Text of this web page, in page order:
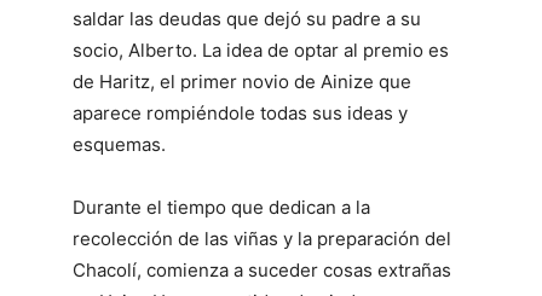
saldar las deudas que dejó su padre a su
socio, Alberto. La idea de optar al premio es
de Haritz, el primer novio de Ainize que
aparece rompiéndole todas sus ideas y
esquemas.
Durante el tiempo que dedican a la
recolección de las viñas y la preparación del
Chacolí, comienza a suceder cosas extrañas